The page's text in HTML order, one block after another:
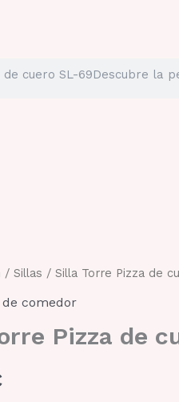
/ Sillas / Silla Torre Pizza de
comedor
Pizza de